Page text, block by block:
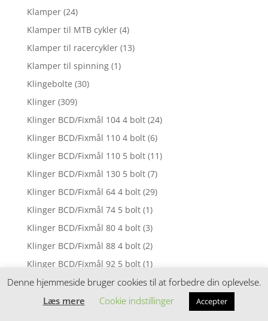
Klamper (24)
Klamper til MTB cykler (4)
Klamper til racercykler (13)
Klamper til spinning (1)
Klingebolte (30)
Klinger (309)
Klinger BCD/Fixmål 104 4 bolt (24)
Klinger BCD/Fixmål 110 4 bolt (6)
Klinger BCD/Fixmål 110 5 bolt (11)
Klinger BCD/Fixmål 130 5 bolt (7)
Klinger BCD/Fixmål 64 4 bolt (29)
Klinger BCD/Fixmål 74 5 bolt (1)
Klinger BCD/Fixmål 80 4 bolt (3)
Klinger BCD/Fixmål 88 4 bolt (2)
Klinger BCD/Fixmål 92 5 bolt (1)
Klinger BCD/Fixmål 94 4 bolt (3)
Klinger BCD/Fixmål 94 5 bolt (4)
Denne hjemmeside bruger cookies til at forbedre din oplevelse.
Læs mere
Cookie indstillinger Accepter